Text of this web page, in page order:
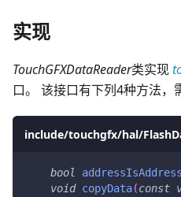
实现
TouchGFXDataReader类实现
口。 该接口有下列4种方法，
include/touchgfx/hal/
bool
void copyData(const